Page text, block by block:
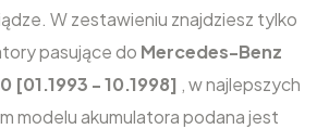
W zestawieniu znajdziesz tylko
pasujące do Mercedes-Benz
[01.1993 - 10.1998] , w najlepszych
modelu akumulatora podana jest